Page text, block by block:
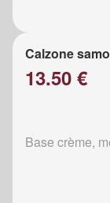
Calzone
13.50 €
Base crème,